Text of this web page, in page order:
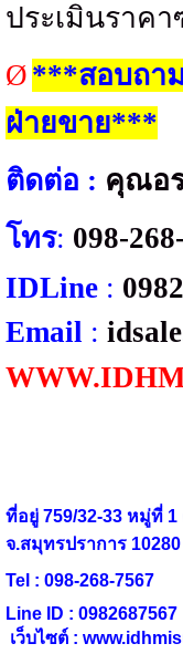
ประเมินราค
Ø ***สอบถา
ฝ่ายขาย***
ติดต่อ : คุณอ
โทร: 098-
IDLine :
Email :
ที่อยู่ 759/32-33 หมู่ที่
จ.สมุทรปราการ 10280
Tel : 098-268-7567
Line ID :
เว็บไซต์ :